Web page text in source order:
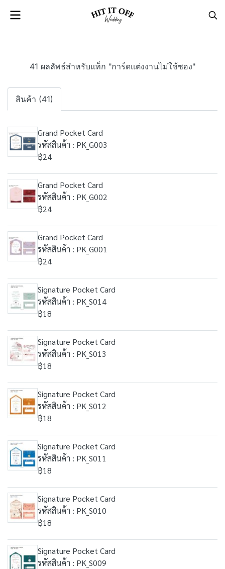
41 ผลลัพธ์สำหรับแท็ก "การ์ดแต่งงานไม่ใช้ซอง"
สินค้า (41)
Grand Pocket Card
รหัสสินค้า : PK_G003
฿24
Grand Pocket Card
รหัสสินค้า : PK_G002
฿24
Grand Pocket Card
รหัสสินค้า : PK_G001
฿24
Signature Pocket Card
รหัสสินค้า : PK_S014
฿18
Signature Pocket Card
รหัสสินค้า : PK_S013
฿18
Signature Pocket Card
รหัสสินค้า : PK_S012
฿18
Signature Pocket Card
รหัสสินค้า : PK_S011
฿18
Signature Pocket Card
รหัสสินค้า : PK_S010
฿18
Signature Pocket Card
รหัสสินค้า : PK_S009